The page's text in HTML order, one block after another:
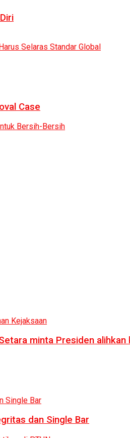
Case
minta Presiden alihkan
dan Single Bar